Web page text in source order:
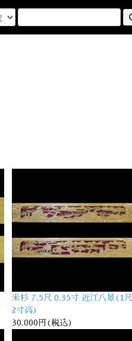
米杉 7.5尺 0.35寸 近江八景(1尺
2寸高)
30,000円(税込)